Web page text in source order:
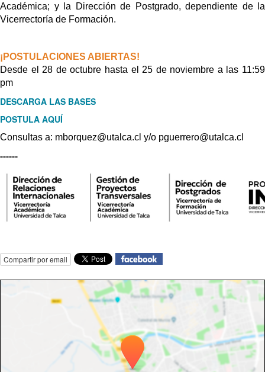
Académica; y la Dirección de Postgrado, dependiente de la
Vicerrectoría de Formación.
¡POSTULACIONES ABIERTAS!
Desde el 28 de octubre hasta el 25 de noviembre a las 11:59
pm
DESCARGA LAS BASES
POSTULA AQUÍ
Consultas a: mborquez@utalca.cl y/o pguerrero@utalca.cl
------
Compartir por email